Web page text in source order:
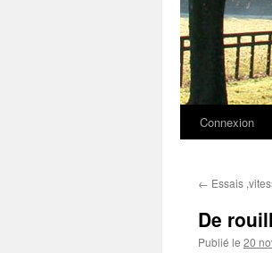
Connexion
← Essais
De
Publié le 20